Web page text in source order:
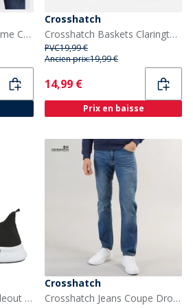
Crosshatch Jean's Homme Coupe Droite Denim Foncé
Crosshatch
Crosshatch Baskets Clarington Homme Black Mono
PVC19,99 €
Ancien prix:19,99 €
Current
14,99 €
Prix en baisse
Crosshatch Baskets Rideout CH Homme Noir
Crosshatch
Crosshatch Jeans Coupe Droite Chas Homme Délavage Moyen